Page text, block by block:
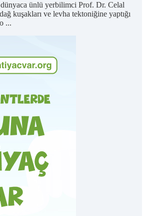
ünlü yerbilimci Prof. Dr. Celal
kuşakları ve levha tektoniğine yaptığı
...